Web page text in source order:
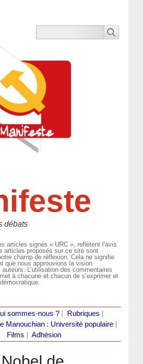
débats
articles signés « URC », reflètent l’avis
articles proposés sur ce site sont
champ de réflexion. Cela ne signifie
que nous approuvions la vision
L’utilisation des commentaires
à chacune et chacun de s’exprimer et
sommes-nous ?| Rubriques
Manouchian : Université populaire
Films
Adhésion